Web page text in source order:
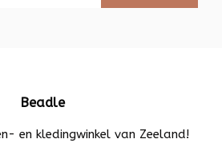
Beadle
en kledingwinkel van Zeeland!